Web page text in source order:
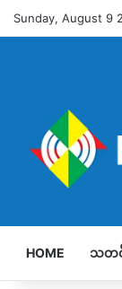
Sunday, August 9
HOME သတ